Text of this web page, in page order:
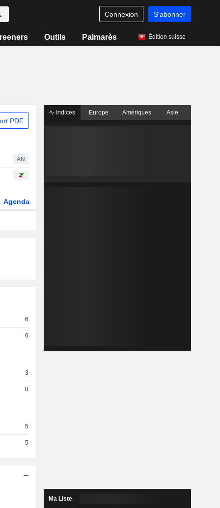
Connexion S'abonner
Outils Palmarès Édition suisse
PDF
AN
Agenda
6
6
3
0
5
5
Indices Europe Amériques Asie
Ma Liste